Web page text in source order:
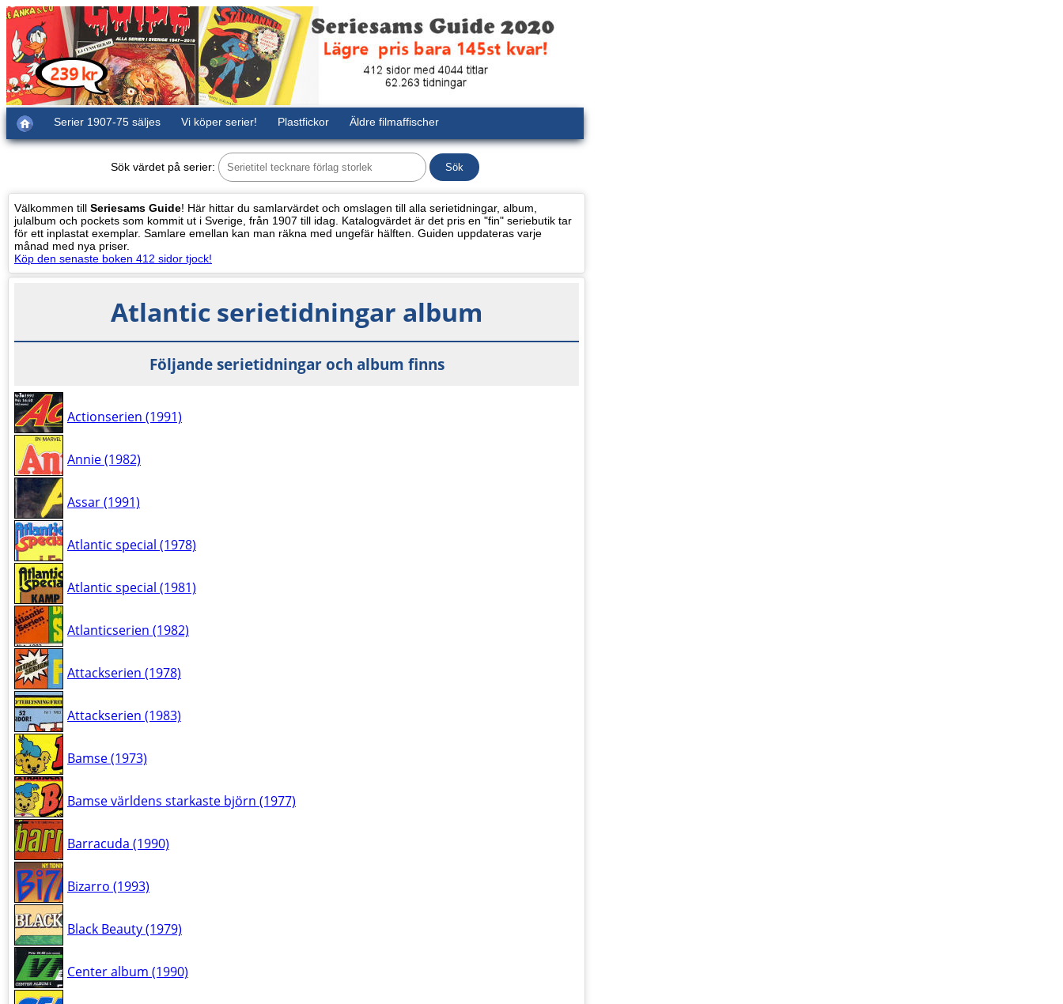
Serier 1907-75 säljes Vi köper serier! Plastfickor Äldre filmaffischer
Sök värdet på serier:
Välkommen till Seriesams Guide! Här hittar du samlarvärdet och omslagen till alla serietidningar, album,
julalbum och pockets som kommit ut i Sverige, från 1907 till idag. Katalogvärdet är det pris en "fin" seriebutik tar
för ett inplastat exemplar. Samlare emellan kan man räkna med ungefär hälften. Guiden uppdateras varje
månad med nya priser.
Köp den senaste boken 412 sidor tjock!
Atlantic serietidningar album
Följande serietidningar och album finns
Actionserien (1991)
Annie (1982)
Assar (1991)
Atlantic special (1978)
Atlantic special (1981)
Atlanticserien (1982)
Attackserien (1978)
Attackserien (1983)
Bamse (1973)
Bamse världens starkaste björn (1977)
Barracuda (1990)
Bizarro (1993)
Black Beauty (1979)
Center album (1990)